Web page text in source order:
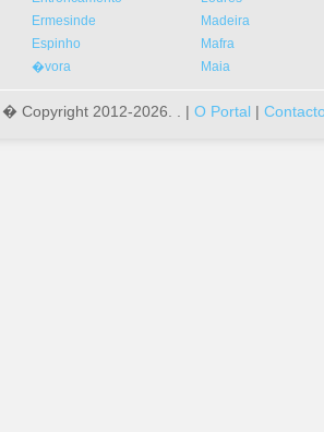
Ermesinde
Espinho
�vora
Madeira
Mafra
Maia
Copyright 2012-2026. . | O Portal |